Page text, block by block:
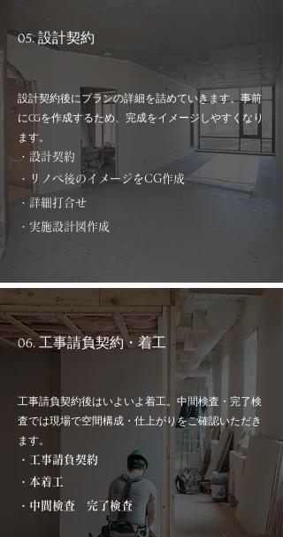
05. 設計契約
設計契約後にプランの詳細を詰めていきます。事前
にCGを作成するため、完成をイメージしやすくなり
ます。
・設計契約
・リノベ後のイメージをCG作成
・詳細打合せ
・実施設計図作成
06. 工事請負契約・着工
工事請負契約後はいよいよ着工。中間検査・完了検
査では現場で空間構成・仕上がりをご確認いただき
ます。
・工事請負契約
・本着工
・中間検査 完了検査